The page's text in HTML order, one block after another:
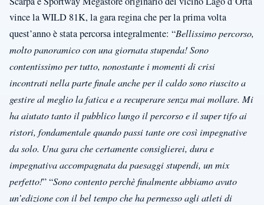
vince la WILD 81K, la gara regina che per la prima volta
quest’anno è stata percorsa integralmente: “Bellissimo percorso,
molto panoramico con una giornata stupenda! Sono
contentissimo per tutto, nonostante i momenti di crisi
incontrati nella parte finale anche per il caldo sono riuscito a
gestire al meglio la fatica e a recuperare senza mai mollare. Mi
ha aiutato tanto il pubblico lungo il percorso e il super tifo ai
ristori, fondamentale quando passi tante ore così impegnative
da solo. Una gara che certamente consiglierei, dura e
impegnativa accompagnata da paesaggi stupendi, un mix
perfetto!” “Sono contento perchè finalmente abbiamo avuto
un’edizione con il bel tempo che ha permesso agli atleti di